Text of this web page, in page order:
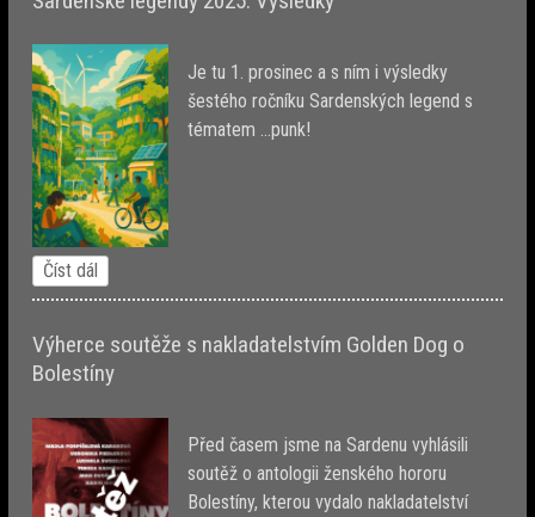
Je tu 1. prosinec a s ním i výsledky
šestého ročníku Sardenských legend s
tématem ...punk!
Číst dál
Výherce soutěže s nakladatelstvím Golden Dog o
Bolestíny
Před časem jsme na Sardenu vyhlásili
soutěž o antologii ženského hororu
Bolestíny, kterou vydalo nakladatelství